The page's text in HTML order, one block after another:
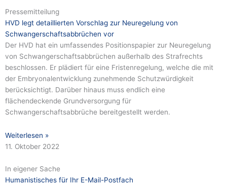
Pressemitteilung
HVD legt detaillierten Vorschlag zur Neuregelung von
Schwangerschaftsabbrüchen vor
Der HVD hat ein umfassendes Positionspapier zur Neuregelung
von Schwangerschaftsabbrüchen außerhalb des Strafrechts
beschlossen. Er plädiert für eine Fristenregelung, welche die mit
der Embryonalentwicklung zunehmende Schutzwürdigkeit
berücksichtigt. Darüber hinaus muss endlich eine
flächendeckende Grundversorgung für
Schwangerschaftsabbrüche bereitgestellt werden.
Weiterlesen »
11. Oktober 2022
In eigener Sache
Humanistisches für Ihr E-Mail-Postfach